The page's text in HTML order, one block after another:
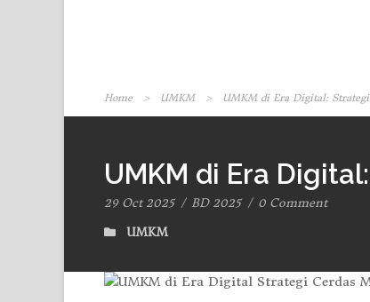
Home > UMKM > UMKM di Era Digital:
UMKM di Era
29 Oct 2025 / BD 2025 / 0 Comment
UMKM